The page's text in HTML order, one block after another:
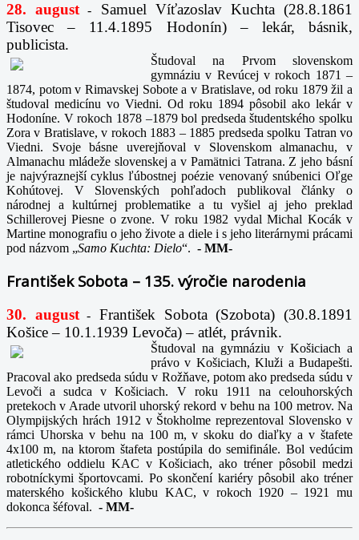
28. august -
Samuel Víťazoslav Kuchta (28.8.1861
Tisovec – 11.4.1895 Hodonín) – lekár, básnik,
publicista.
Študoval na Prvom slovenskom
gymnáziu v Revúcej v rokoch 1871 –
1874, potom v Rimavskej Sobote a v Bratislave, od roku 1879 žil a
študoval medicínu vo Viedni. Od roku 1894 pôsobil ako lekár v
Hodoníne. V rokoch 1878 –1879 bol predseda študentského spolku
Zora v Bratislave, v rokoch 1883 – 1885 predseda spolku Tatran vo
Viedni. Svoje básne uverejňoval v Slovenskom almanachu, v
Almanachu mládeže slovenskej a v Pamätnici Tatrana. Z jeho básní
je najvýraznejší cyklus ľúbostnej poézie venovaný snúbenici Oľge
Kohútovej. V Slovenských pohľadoch publikoval články o
národnej a kultúrnej problematike a tu vyšiel aj jeho preklad
Schillerovej Piesne o zvone. V roku 1982 vydal Michal Kocák v
Martine monografiu o jeho živote a diele i s jeho literárnymi prácami
pod názvom „Samo Kuchta: Dielo“. - MM-
František Sobota – 135. výročie narodenia
30. august-
František Sobota (Szobota) (30.8.1891
Košice – 10.1.1939 Levoča) – atlét, právnik.
Študoval na gymnáziu v Košiciach a
právo v Košiciach, Kluži a Budapešti.
Pracoval ako predseda súdu v Rožňave, potom ako predseda súdu v
Levoči a sudca v Košiciach. V roku 1911 na celouhorských
pretekoch v Arade utvoril uhorský rekord v behu na 100 metrov. Na
Olympijských hrách 1912 v Štokholme reprezentoval Slovensko v
rámci Uhorska v behu na 100 m, v skoku do diaľky a v štafete
4x100 m, na ktorom štafeta postúpila do semifinále. Bol vedúcim
atletického oddielu KAC v Košiciach, ako tréner pôsobil medzi
robotníckymi športovcami. Po skončení kariéry pôsobil ako tréner
materského košického klubu KAC, v rokoch 1920 – 1921 mu
dokonca šéfoval. - MM-